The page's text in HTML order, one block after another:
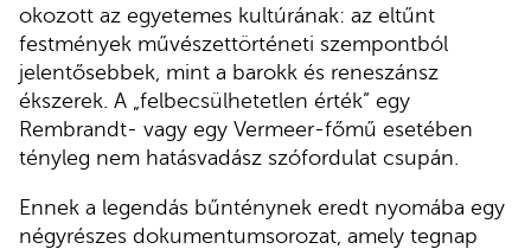
okozott az egyetemes kultúrának: az eltűnt
festmények művészettörténeti szempontból
jelentősebbek, mint a barokk és reneszánsz
ékszerek. A „felbecsülhetetlen érték” egy
Rembrandt- vagy egy Vermeer-főmű esetében
tényleg nem hatásvadász szófordulat csupán.
Ennek a legendás bűnténynek eredt nyomába egy
négyrészes dokumentumsorozat, amely tegnap